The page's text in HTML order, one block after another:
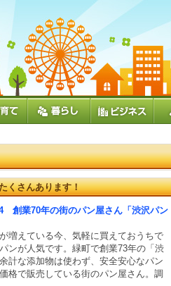
くさんあります！
創業70年の街のパン屋さん「渋沢パン
増えている今、気軽に買えておうちで
ンが人気です。緑町で創業73年の「渋
計な添加物は使わず、安全安心なパン
格で販売している街のパン屋さん。調